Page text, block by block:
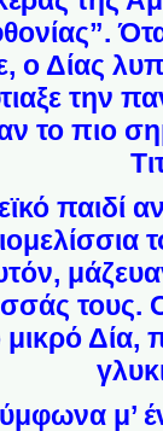
ο Δίας
την
το πιο
παιδί
τους.
μικρό Δία,
μ’